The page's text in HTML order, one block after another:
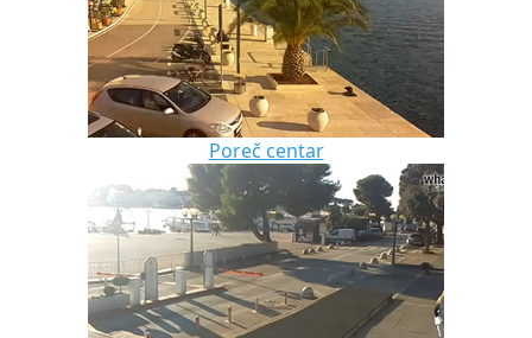
Poreč centar